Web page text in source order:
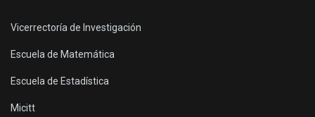
Vicerrectoría de Investigación
Escuela de Matemática
Escuela de Estadística
Micitt